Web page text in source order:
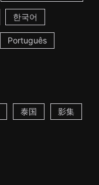
한국어
Português
泰国 影集